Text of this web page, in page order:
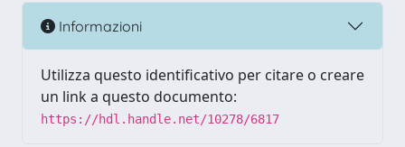
Informazioni
Utilizza questo identificativo per citare o creare
un link a questo documento:
https://hdl.handle.net/10278/6817